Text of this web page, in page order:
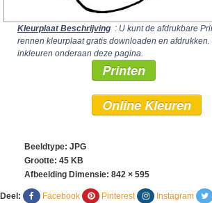
Kleurplaat Beschrijving : U kunt de afdrukbare
rennen kleurplaat gratis downloaden en
inkleuren onderaan deze pagina.
Printen
Online Kleuren
Beeldtype: JPG
Grootte: 45 KB
Afbeelding Dimensie: 842 × 595
Deel: Facebook Pinterest Instagram